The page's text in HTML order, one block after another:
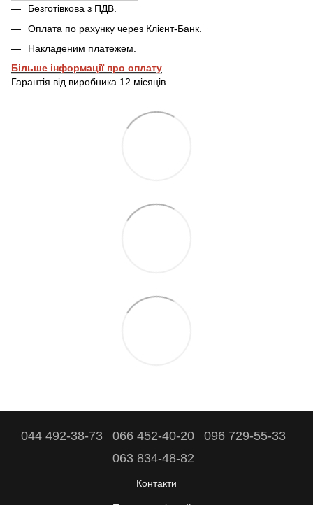
Безготівкова з ПДВ.
Оплата по рахунку через Клієнт-Банк.
Накладеним платежем.
Більше інформації про оплату
Гарантія від виробника 12 місяців.
044 492-38-73 066 452-40-20
096 729-55-33
063 834-48-82
Контакти